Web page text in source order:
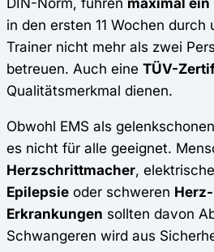
in den ersten 11 Wochen durch
Trainer nicht mehr als zwei
betreuen. Auch eine TÜV-
Qualitätsmerkmal dienen.
Obwohl EMS als
es nicht für alle geeignet.
Herzschrittmacher,
Epilepsie oder schweren
Erkrankungen sollten davon
Schwangeren wird aus